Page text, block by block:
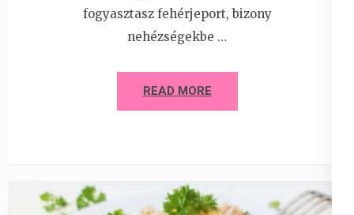
fogyasztasz fehérjeport, bizony
nehézségekbe …
READ MORE